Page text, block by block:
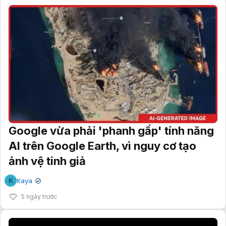
Google vừa phải 'phanh gấp' tính năng
AI trên Google Earth, vì nguy cơ tạo
ảnh vệ tinh giả
K Kaya ✔
5 ngày trước